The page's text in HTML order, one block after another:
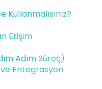
Erişim
Adım Süreç)
Entegrasyon